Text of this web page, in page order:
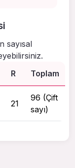
sayısal
R Toplam
21
96 (Çift
sayı)